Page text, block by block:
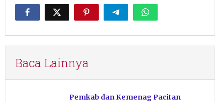
Baca Lainnya
Pemkab dan Kemenag Pacitan